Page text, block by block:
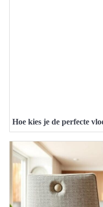
Hoe kies je de perfecte